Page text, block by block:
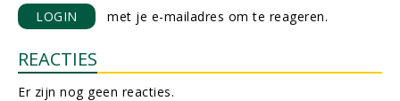
LOGIN met je e-mailadres om te reageren.
REACTIES
Er zijn nog geen reacties.